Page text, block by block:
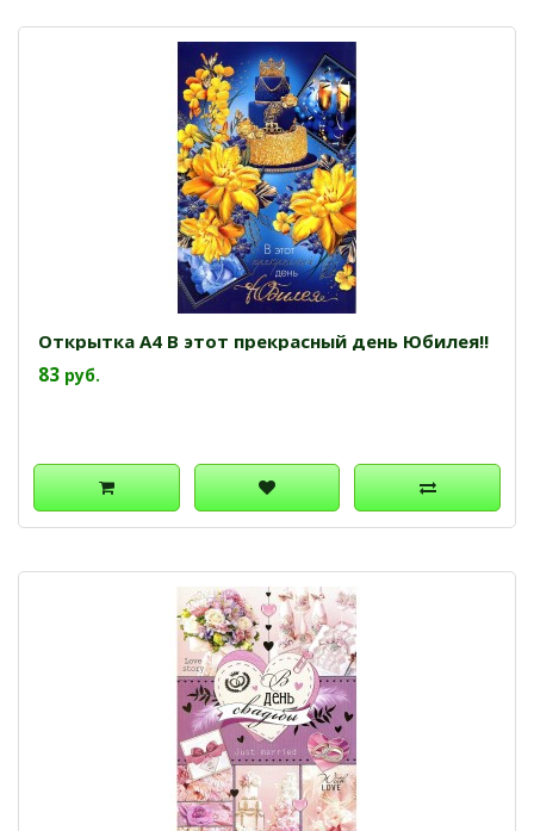
Открытка А4 В этот прекрасный день Юбилея!!
83 руб.